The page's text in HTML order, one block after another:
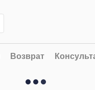
Возврат